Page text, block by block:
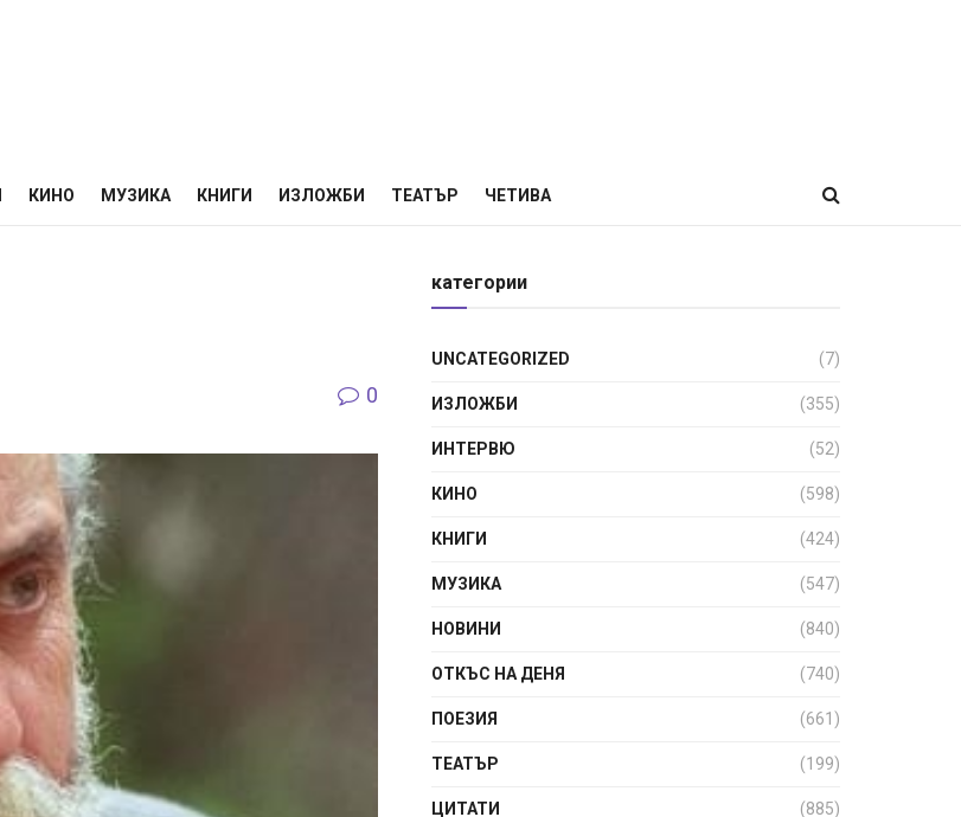
КИНО МУЗИКА КНИГИ ИЗЛОЖБИ ТЕАТЪР ЧЕТИВА
0
категории
UNCATEGORIZED (7)
ИЗЛОЖБИ (355)
ИНТЕРВЮ (52)
КИНО (598)
КНИГИ (424)
МУЗИКА (547)
НОВИНИ (840)
ОТКЪС НА ДЕНЯ (740)
ПОЕЗИЯ (661)
ТЕАТЪР (199)
ЦИТАТИ (885)